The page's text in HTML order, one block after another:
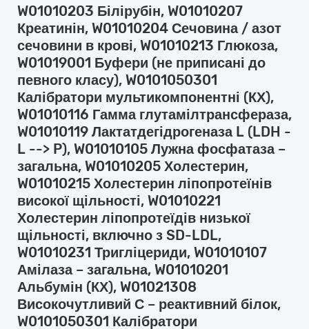
W01010203 Білірубін, W01010207
Креатинін, W01010204 Сечовина / азот
сечовини в крові, W01010213 Глюкоза,
W01019001 Буфери (не приписані до
певного класу), W0101050301
Калібратори мультикомпонентні (КХ),
W01010116 Гамма глутамілтрансфераза,
W01010119 Лактатдегідрогеназа L (LDH -
L --> P), W01010105 Лужна фосфатаза –
загальна, W01010205 Холестерин,
W01010215 Холестерин ліпопротеїнів
високої щільності, W01010221
Холестерин ліпопротеїдів низької
щільності, включно з SD-LDL,
W01010231 Тригліцериди, W01010107
Амілаза – загальна, W01010201
Альбумін (КХ), W01021308
Високочутливий С – реактивний білок,
W0101050301 Калібратори